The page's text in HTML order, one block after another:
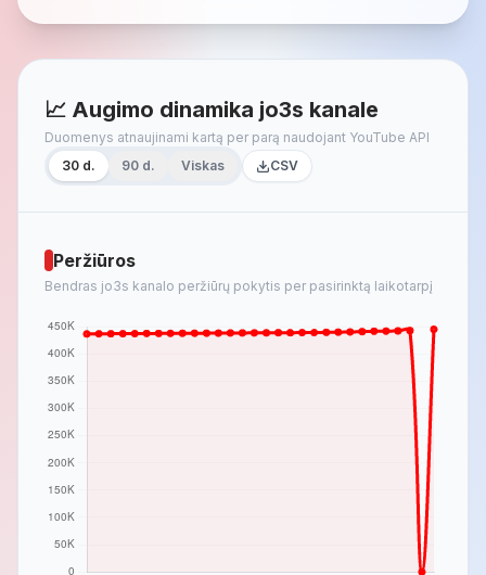
📈 Augimo dinamika jo3s kanale
Duomenys atnaujinami kartą per parą naudojant YouTube API
30 d.
90 d. Viskas CSV
Peržiūros
Bendras jo3s kanalo peržiūrų pokytis per pasirinktą laikotarpį